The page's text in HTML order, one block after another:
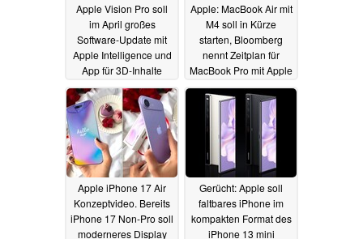
Apple Vision Pro soll
im April großes
Software-Update mit
Apple Intelligence und
App für 3D-Inhalte
erhalten17.02.2025
Apple: MacBook Air mit
M4 soll in Kürze
starten, Bloomberg
nennt Zeitplan für
MacBook Pro mit Apple
M5 und Co.17.02.2025
Apple iPhone 17 Air
Konzeptvideo. Bereits
iPhone 17 Non-Pro soll
moderneres Display
Gerücht: Apple soll
faltbares iPhone im
kompakten Format des
iPhone 13 mini